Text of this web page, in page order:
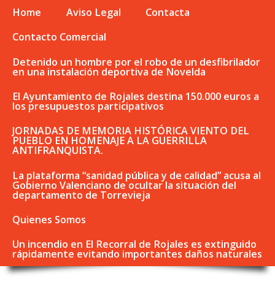
Home Aviso Legal
Contacta
Contacto Comercial
Detenido un hombre por el robo de un desfibrilador
en una instalación deportiva de Novelda
El Ayuntamiento de Rojales destina 150.000 euros a
los presupuestos participativos
JORNADAS DE MEMORIA HISTÓRICA VIENTO DEL
PUEBLO EN HOMENAJE A LA GUERRILLA
ANTIFRANQUISTA.
La plataforma “sanidad pública y de calidad” acusa al
Gobierno Valenciano de ocultar la situación del
departamento de Torrevieja
Quienes Somos
Un incendio en El Recorral de Rojales es extinguido
rápidamente evitando importantes daños naturales